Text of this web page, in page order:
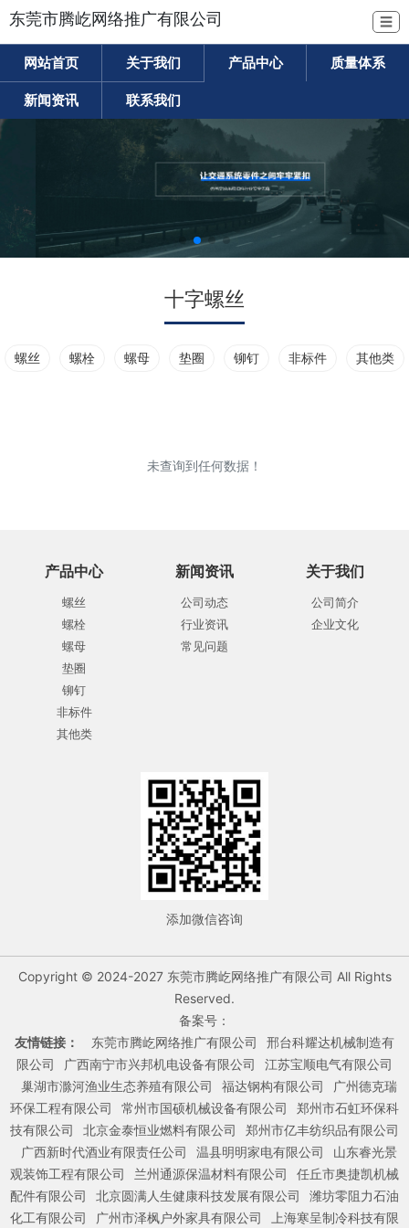
东莞市腾屹网络推广有限公司 ☰
网站首页 关于我们 产品中心 质量体系
新闻资讯 联系我们
十字螺丝
螺丝 螺栓 螺母 垫圈 铆钉 非标件 其他类
未查询到任何数据！
产品中心
螺丝
螺栓
螺母
垫圈
铆钉
非标件
其他类
新闻资讯
公司动态
行业资讯
常见问题
关于我们
公司简介
企业文化
添加微信咨询
Copyright © 2024-2027 东莞市腾屹网络推广有限公司 All Rights
Reserved.
备案号：
友情链接：
东莞市腾屹网络推广有限公司
邢台科耀达机械制造有
限公司
广西南宁市兴邦机电设备有限公司
江苏宝顺电气有限公司
巢湖市滁河渔业生态养殖有限公司
福达钢构有限公司
广州德克瑞
环保工程有限公司
常州市国硕机械设备有限公司
郑州市石虹环保科
技有限公司
北京金泰恒业燃料有限公司
郑州市亿丰纺织品有限公司
广西新时代酒业有限责任公司
温县明明家电有限公司
山东睿光景
观装饰工程有限公司
兰州通源保温材料有限公司
任丘市奥捷凯机械
配件有限公司
北京圆满人生健康科技发展有限公司
潍坊零阻力石油
化工有限公司
广州市泽枫户外家具有限公司 上海寒呈制冷科技有限